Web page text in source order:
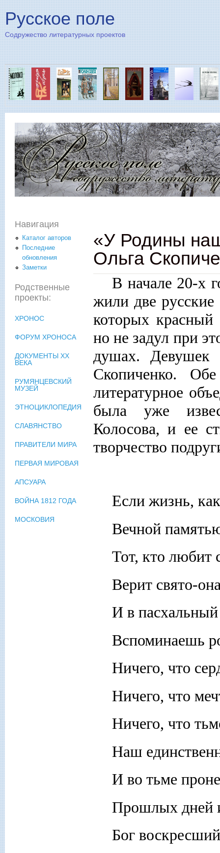
Русское поле
Содружество литературных проектов
«У Родины
Ольга
В начале 20-х
жили две русские
которых
но не задул при
душах. Девушек
Скопиченко.
литературное
была уже
Колосова, и ее
творчество
Если жизнь,
Вечной
Тот, кто любит
Верит свято-
И в
Вспоминаешь
Ничего, что
Ничего, что
Ничего, что
Наш
И во тьме
Прошлых дней
Бог
Навигация
Каталог авторов
Последние
обновления
Заметки
Родственные
проекты:
ХРОНОС
ФОРУМ ХРОНОСА
ДОКУМЕНТЫ XX
ВЕКА
РУМЯНЦЕВСКИЙ
МУЗЕЙ
ЭТНОЦИКЛОПЕДИЯ
СЛАВЯНСТВО
ПРАВИТЕЛИ МИРА
ПЕРВАЯ МИРОВАЯ
АПСУАРА
ВОЙНА 1812 ГОДА
МОСКОВИЯ